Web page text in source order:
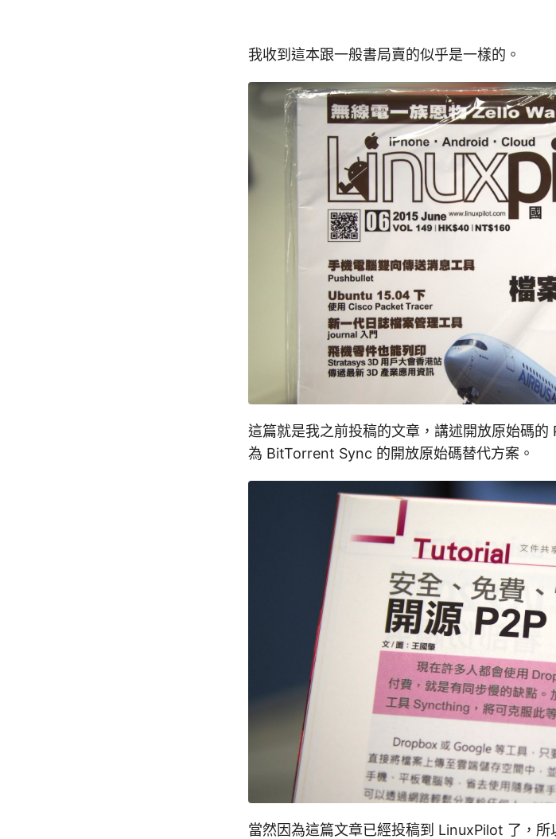
我收到這本跟一般書局賣的似乎是一樣的。
這篇就是我之前投稿的文章，講述開放原始碼
為 BitTorrent Sync 的開放原始碼替代方案。
當然因為這篇文章已經投稿到 LinuxPilot 了，